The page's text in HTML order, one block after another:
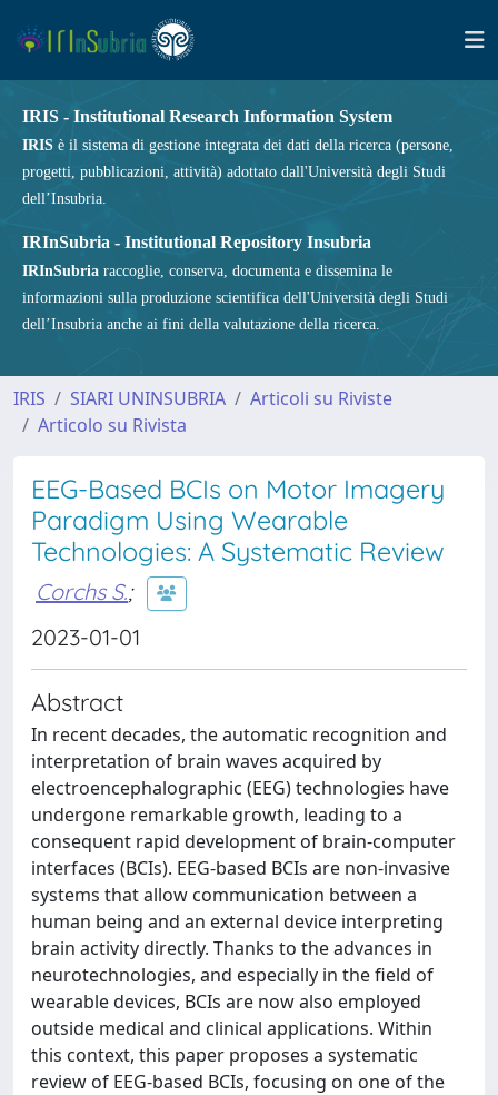
IRIS - Institutional Research Information System
IRIS è il sistema di gestione integrata dei dati della ricerca (persone,
progetti, pubblicazioni, attività) adottato dall'Università degli Studi
dell’Insubria.
IRInSubria - Institutional Repository Insubria
IRInSubria raccoglie, conserva, documenta e dissemina le
informazioni sulla produzione scientifica dell'Università degli Studi
dell’Insubria anche ai fini della valutazione della ricerca.
IRIS SIARI UNINSUBRIA
Articoli su Riviste
Articolo su Rivista
EEG-Based BCIs on Motor Imagery
Paradigm Using Wearable
Technologies: A Systematic Review
Corchs S.;
2023-01-01
Abstract
In recent decades, the automatic recognition and
interpretation of brain waves acquired by
electroencephalographic (EEG) technologies have
undergone remarkable growth, leading to a
consequent rapid development of brain-computer
interfaces (BCIs). EEG-based BCIs are non-invasive
systems that allow communication between a
human being and an external device interpreting
brain activity directly. Thanks to the advances in
neurotechnologies, and especially in the field of
wearable devices, BCIs are now also employed
outside medical and clinical applications. Within
this context, this paper proposes a systematic
review of EEG-based BCIs, focusing on one of the